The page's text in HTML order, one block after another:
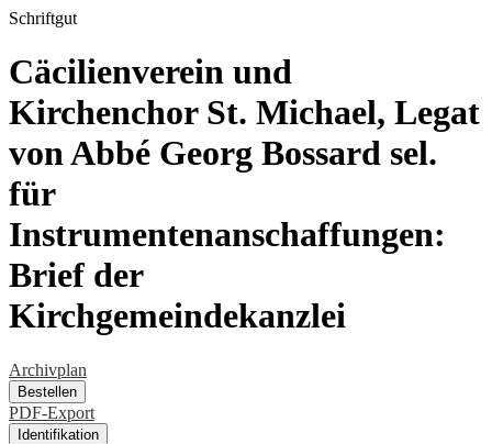
Schriftgut
Cäcilienverein und
Kirchenchor St. Michael, Legat
von Abbé Georg Bossard sel.
für
Instrumentenanschaffungen:
Brief der
Kirchgemeindekanzlei
Archivplan
Bestellen
PDF-Export
Identifikation